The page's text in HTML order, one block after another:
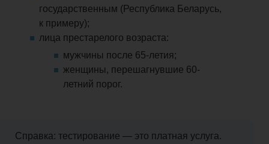
государственным (Республика Беларусь,
к примеру);
лица престарелого возраста:
мужчины после 65-летия;
женщины, перешагнувшие 60-
летний порог.
Справка: тестирование — это платная услуга.